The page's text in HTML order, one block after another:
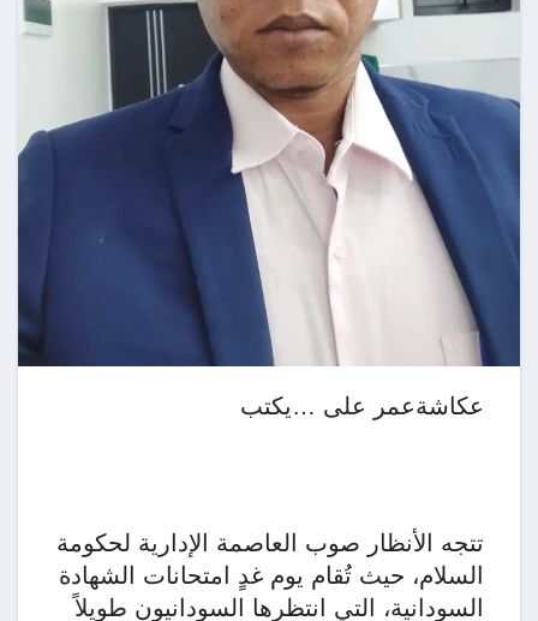
عكاشةعمر على …يكتب
تتجه الأنظار صوب العاصمة الإدارية لحكومة
السلام، حيث تُقام يوم غدٍ امتحانات الشهادة
السودانية، التي انتظرها السودانيون طويلاً